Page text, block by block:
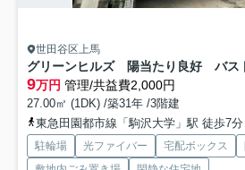
世田谷区上馬
9万円 管理/共益費2,000円
27.00㎡ (1DK) /築31年 /3階建
東急田園都市線「駒沢大学」駅 徒歩7分
駐輪場 光ファイバー 宅配ボックス